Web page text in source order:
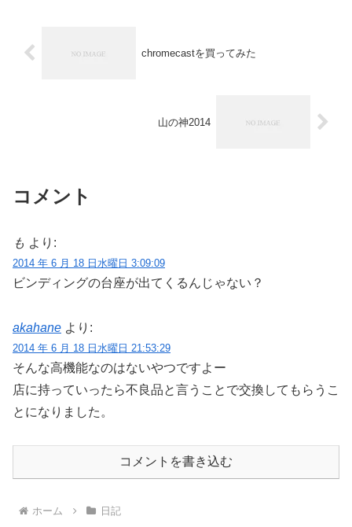
chromecastを買ってみた
山の神2014
コメント
も より:
2014 年 6 月 18 日水曜日 3:09:09
ビンディングの台座が出てくるんじゃない？
akahane より:
2014 年 6 月 18 日水曜日 21:53:29
そんな高機能なのはないやつですよー
店に持っていったら不良品と言うことで交換してもらうこ
とになりました。
コメントを書き込む
ホーム 日記